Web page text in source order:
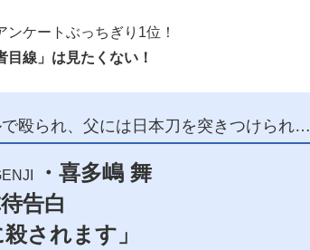
ンケートぶっちぎり1位！
線」は見たくない！
殴られ、父には日本刀を突きつけられ…
・喜多嶋 舞
告白
されます」